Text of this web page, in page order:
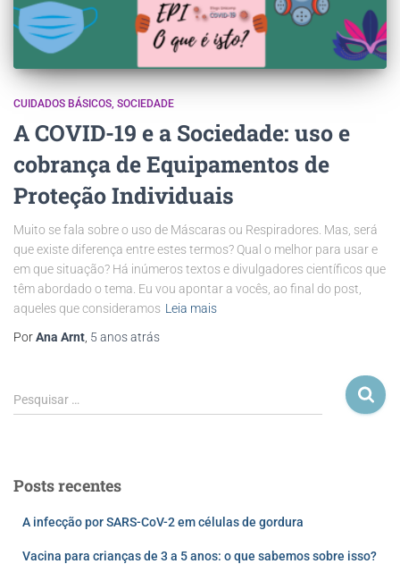
CUIDADOS BÁSICOS SOCIEDADE
A COVID-19 e a Sociedade: uso e
cobrança de Equipamentos de
Proteção Individuais
Muito se fala sobre o uso de Máscaras ou Respiradores. Mas, será
que existe diferença entre estes termos? Qual o melhor para usar e
em que situação? Há inúmeros textos e divulgadores científicos que
têm abordado o tema. Eu vou apontar a vocês, ao final do post,
aqueles que consideramos Leia mais
PorAna Arnt 5 anosatrás
Pesquisar …
Posts recentes
A infecção por SARS-CoV-2 em células de gordura
Vacina para crianças de 3 a 5 anos: o que sabemos sobre isso?